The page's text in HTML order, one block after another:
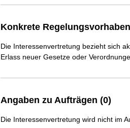
Konkrete
Die Interessenvertretung bezieht sich
Erlass neuer Gesetze oder
Angaben zu Aufträgen (0)
Die Interessenvertretung wird nicht im